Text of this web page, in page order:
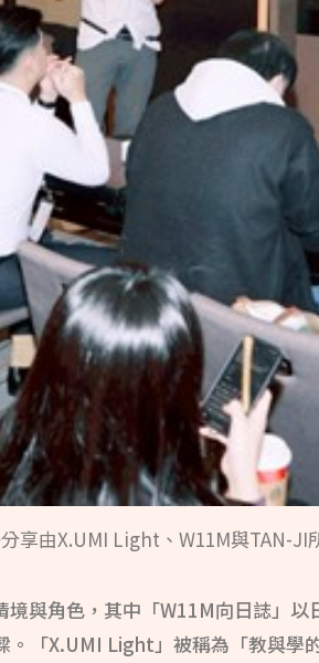
享由X.UMI Light、W11M與TAN-JI
與角色，其中「W11M向日誌」
「X.UMI Light」被稱為「教與學